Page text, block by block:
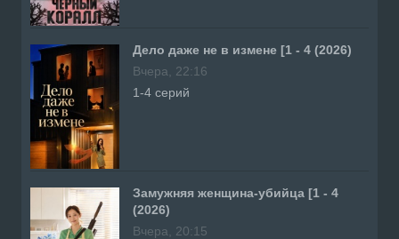
Дело даже не в измене [1 - 4 (2026)
Вчера, 22:16
1-4 серий
Замужняя женщина-убийца [1 - 4
(2026)
Вчера, 20:15